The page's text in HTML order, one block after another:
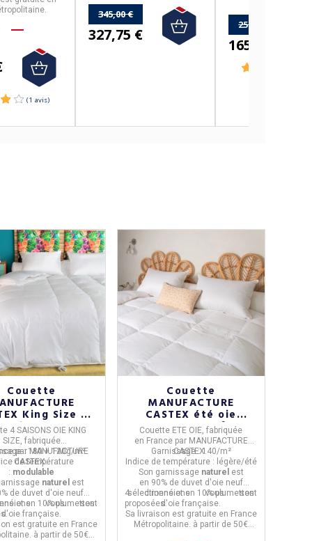
(1 avis)
345,00 €
327,75 €
250,00 €
165,50 €
Couette
King Size 4
oie modulable
+ 120g/m² - 2
tailles
4 SAISONS OIE KING
SIZE, fabriquée
parMANUFACTURE
CASTEX.
:180 + 120g/m²
de température
: modulable
naturel est
de duvet d'oie neuf
et en 10% plumettes
d'oie française.
vous sont
est gratuite en France
à partir de 50€
Couette
MANUFACTURE
CASTEX été oie
légère 140g/m² - 4
tailles
Couette ETE OIE, fabriquée
en FranceparMANUFACTURE
CASTEX.
Garnissage :140/m²
Indice de température : légère/été
Son garnissage naturel est
en 90% de duvet d'oie neuf
sélectionné et en 10% plumettes
d'oie française.
4 dimensionsvous sont
proposées.
Sa livraison est gratuite en France
Métropolitaine. à partir de 50€